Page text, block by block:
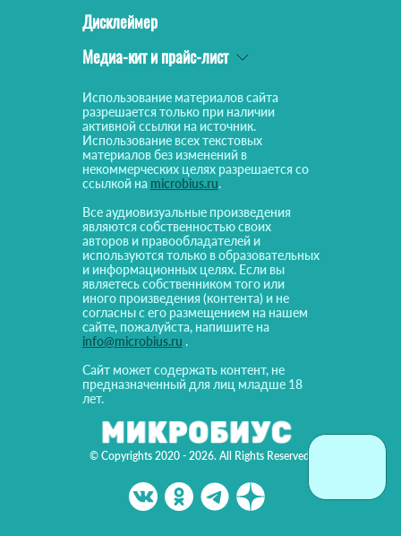
© Copyrights 2020 - 2026. All Rights Reserved!
Дисклеймер
Медиа-кит и прайс-лист
Использование материалов сайта
разрешается только при наличии
активной ссылки на источник.
Использование всех текстовых
материалов без изменений в
некоммерческих целях разрешается со
ссылкой на microbius.ru.
Все аудиовизуальные произведения
являются собственностью своих
авторов и правообладателей и
используются только в образовательных
и информационных целях. Если вы
являетесь собственником того или
иного произведения (контента) и не
согласны с его размещением на нашем
сайте, пожалуйста, напишите на
info@microbius.ru .
Сайт может содержать контент, не
предназначенный для лиц младше 18
лет.